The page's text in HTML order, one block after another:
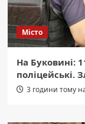
Місто
На Буковині:
поліцейські.
3 години тому